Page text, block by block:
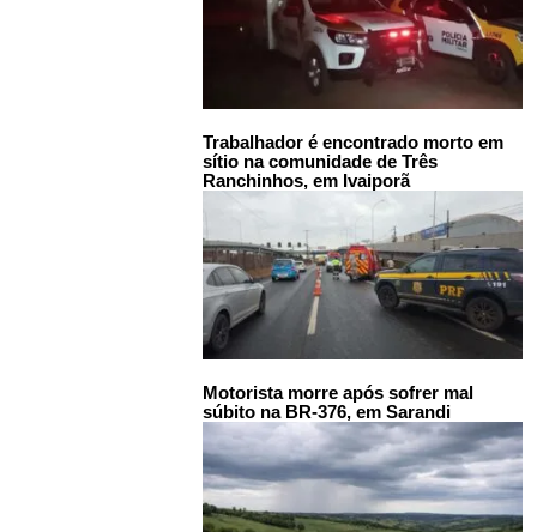
Trabalhador é encontrado morto em
sítio na comunidade de Três
Ranchinhos, em Ivaiporã
Motorista morre após sofrer mal
súbito na BR-376, em Sarandi